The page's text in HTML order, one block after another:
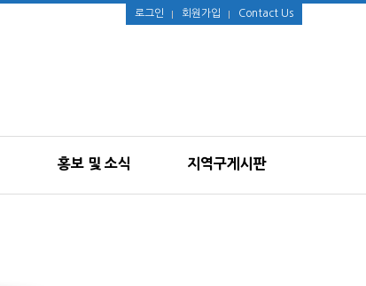
Contact Us
회원가입
로그인
홍보 및 소식 지역구게시판